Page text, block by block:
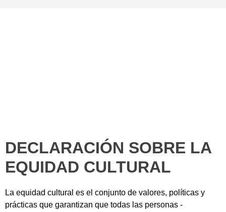
DECLARACIÓN SOBRE LA
EQUIDAD CULTURAL
La equidad cultural es el conjunto de valores, políticas y
prácticas que garantizan que todas las personas -